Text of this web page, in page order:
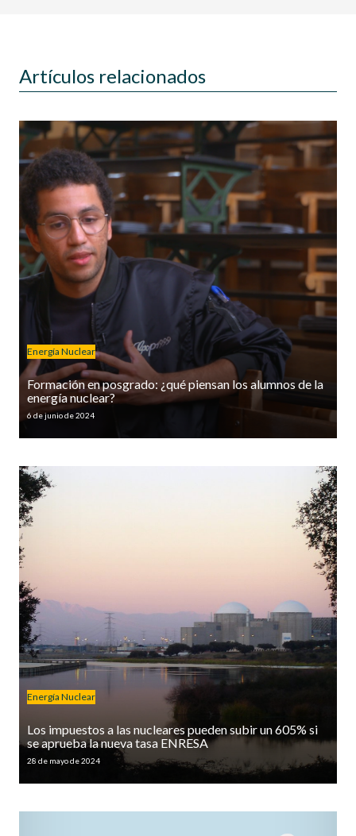
Artículos relacionados
Energía Nuclear
Formación en posgrado: ¿qué piensan los alumnos de la
energía nuclear?
6 de junio de 2024
Energía Nuclear
Los impuestos a las nucleares pueden subir un 605% si
se aprueba la nueva tasa ENRESA
28 de mayo de 2024